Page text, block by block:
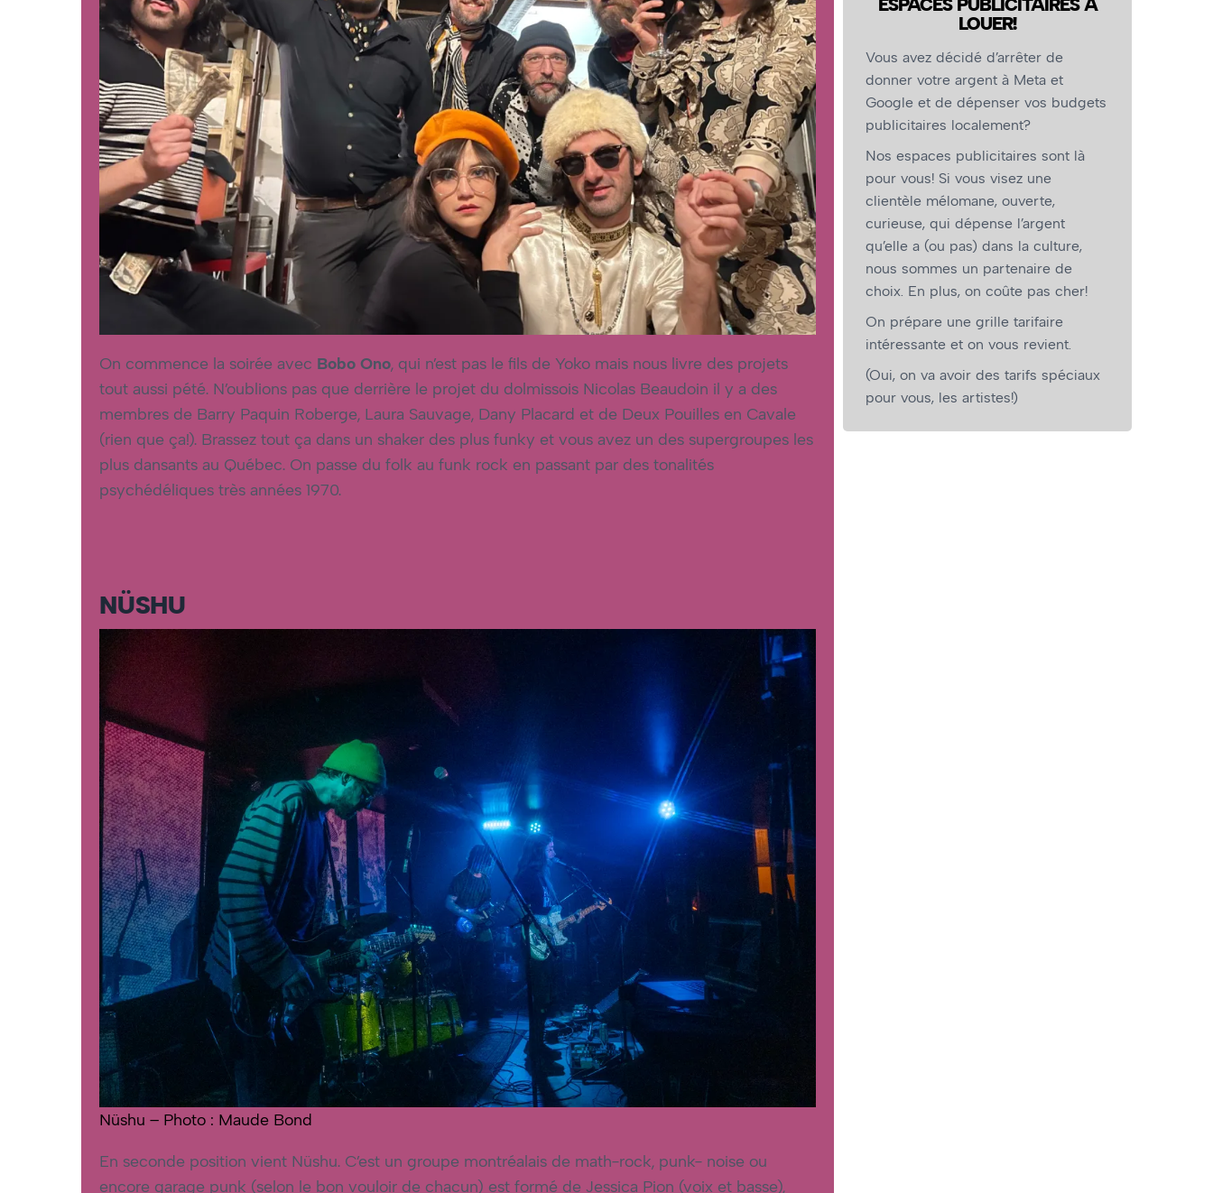
On commence la soirée avec Bobo Ono, qui n’est pas le fils de Yoko mais nous livre des projets
tout aussi pété. N’oublions pas que derrière le projet du dolmissois Nicolas Beaudoin il y a des
membres de Barry Paquin Roberge, Laura Sauvage, Dany Placard et de Deux Pouilles en Cavale
(rien que ça!). Brassez tout ça dans un shaker des plus funky et vous avez un des supergroupes les
plus dansants au Québec. On passe du folk au funk rock en passant par des tonalités
psychédéliques très années 1970.
NÜSHU
Nüshu – Photo : Maude Bond
En seconde position vient Nüshu. C’est un groupe montréalais de math-rock, punk- noise ou
encore garage punk (selon le bon vouloir de chacun) est formé de Jessica Pion (voix et basse),
LOUER!
Vous avez décidé d’arrêter de
donner votre argent à Meta et
Google et de dépenser vos budgets
publicitaires localement?
Nos espaces publicitaires sont là
pour vous! Si vous visez une
clientèle mélomane, ouverte,
curieuse, qui dépense l’argent
qu’elle a (ou pas) dans la culture,
nous sommes un partenaire de
choix. En plus, on coûte pas cher!
On prépare une grille tarifaire
intéressante et on vous revient.
(Oui, on va avoir des tarifs spéciaux
pour vous, les artistes!)